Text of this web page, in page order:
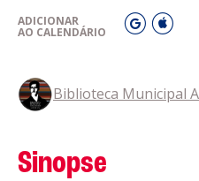
ADICIONAR
AO CALENDÁRIO
Biblioteca Municipal
Sinopse